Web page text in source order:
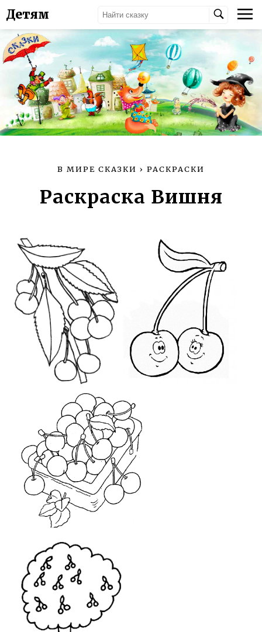
Детям
В МИРЕ СКАЗКИ › РАСКРАСКИ
Раскраска Вишня